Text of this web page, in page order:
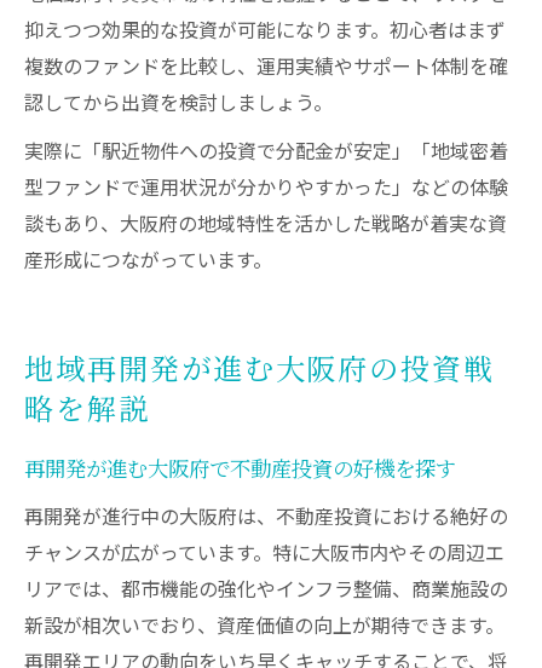
抑えつつ効果的な投資が可能になります。初心者はまず
複数のファンドを比較し、運用実績やサポート体制を確
認してから出資を検討しましょう。
実際に「駅近物件への投資で分配金が安定」「地域密着
型ファンドで運用状況が分かりやすかった」などの体験
談もあり、大阪府の地域特性を活かした戦略が着実な資
産形成につながっています。
地域再開発が進む大阪府の投資戦
略を解説
再開発が進む大阪府で不動産投資の好機を探す
再開発が進行中の大阪府は、不動産投資における絶好の
チャンスが広がっています。特に大阪市内やその周辺エ
リアでは、都市機能の強化やインフラ整備、商業施設の
新設が相次いでおり、資産価値の向上が期待できます。
再開発エリアの動向をいち早くキャッチすることで、将